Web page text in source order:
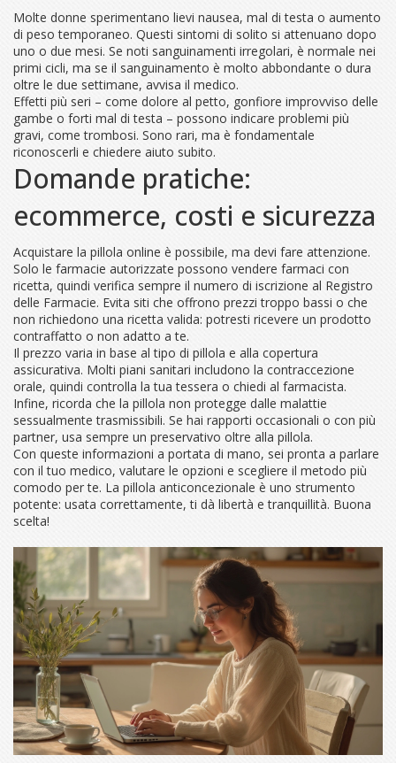
Molte donne sperimentano lievi nausea, mal di testa o aumento
di peso temporaneo. Questi sintomi di solito si attenuano dopo
uno o due mesi. Se noti sanguinamenti irregolari, è normale nei
primi cicli, ma se il sanguinamento è molto abbondante o dura
oltre le due settimane, avvisa il medico.
Effetti più seri – come dolore al petto, gonfiore improvviso delle
gambe o forti mal di testa – possono indicare problemi più
gravi, come trombosi. Sono rari, ma è fondamentale
riconoscerli e chiedere aiuto subito.
Domande pratiche:
ecommerce, costi e sicurezza
Acquistare la pillola online è possibile, ma devi fare attenzione.
Solo le farmacie autorizzate possono vendere farmaci con
ricetta, quindi verifica sempre il numero di iscrizione al Registro
delle Farmacie. Evita siti che offrono prezzi troppo bassi o che
non richiedono una ricetta valida: potresti ricevere un prodotto
contraffatto o non adatto a te.
Il prezzo varia in base al tipo di pillola e alla copertura
assicurativa. Molti piani sanitari includono la contraccezione
orale, quindi controlla la tua tessera o chiedi al farmacista.
Infine, ricorda che la pillola non protegge dalle malattie
sessualmente trasmissibili. Se hai rapporti occasionali o con più
partner, usa sempre un preservativo oltre alla pillola.
Con queste informazioni a portata di mano, sei pronta a parlare
con il tuo medico, valutare le opzioni e scegliere il metodo più
comodo per te. La pillola anticoncezionale è uno strumento
potente: usata correttamente, ti dà libertà e tranquillità. Buona
scelta!